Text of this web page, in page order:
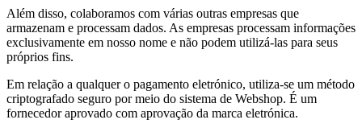
Além disso, colaboramos com várias outras empresas que
armazenam e processam dados. As empresas processam informações
exclusivamente em nosso nome e não podem utilizá-las para seus
próprios fins.
Em relação a qualquer o pagamento eletrónico, utiliza-se um método
criptografado seguro por meio do sistema de Webshop. É um
fornecedor aprovado com aprovação da marca eletrónica.